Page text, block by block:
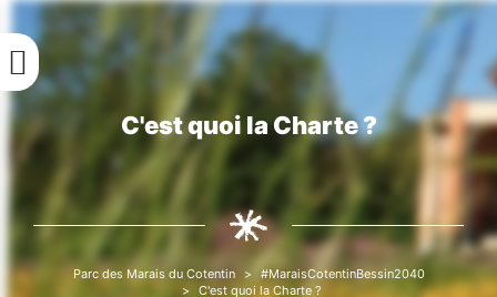
Aller
contenu
principal
Fil
d'Ariane
C'est quoi la Charte ?
Parc des Marais du Cotentin
#MaraisCotentinBessin2040
C'est quoi la Charte ?